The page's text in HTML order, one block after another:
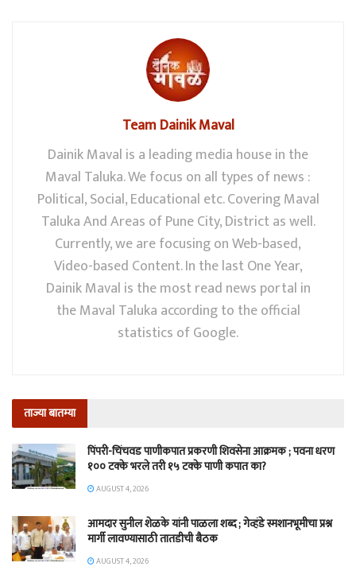
Team Dainik Maval
Dainik Maval is a leading media house in the
Maval Taluka. We focus on all types of news :
Political, Social, Educational etc. Covering Maval
Taluka And Areas of Pune City, District as well.
Currently, we are focusing on Web-based,
Video-based Content. In the last One Year,
Dainik Maval is the most read news portal in
the Maval Taluka according to the official
statistics of Google.
ताज्या बातम्या
पिंपरी-चिंचवड पाणीकपात प्रकरणी शिवसेना आक्रमक ; पवना धरण
१०० टक्के भरले तरी १५ टक्के पाणी कपात का?
AUGUST 4, 2026
आमदार सुनील शेळके यांनी पाळला शब्द ; गेव्हंडे स्मशानभूमीचा प्रश्न
मार्गी लावण्यासाठी तातडीची बैठक
AUGUST 4, 2026